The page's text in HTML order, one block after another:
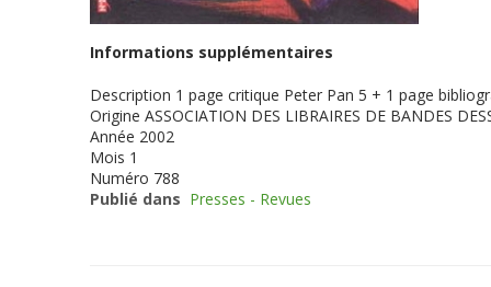
Informations supplémentaires
Description 1 page critique Peter Pan 5 + 1 page
Origine ASSOCIATION DES LIBRAIRES DE BANDES
Année 2002
Mois 1
Numéro 788
Publié dans Presses - Revues